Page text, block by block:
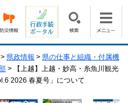
> 県政情報 > 県の仕事と組織・付属機
>
【上越】上越・妙高・糸魚川観光
2026 春夏号」について